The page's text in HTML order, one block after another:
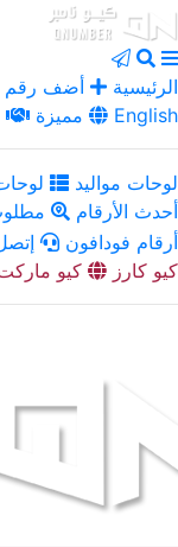
الرئيسية أضف رقم
مميزة
English
لوحات مواليد
أحدث الأرقام
أرقام فودافون
كيو كارز
كيو